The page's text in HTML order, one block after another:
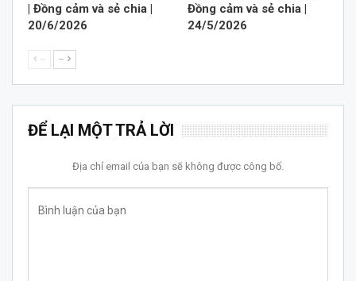
| Đồng cảm và sẻ chia |
20/6/2026
Đồng cảm và sẻ chia |
24/5/2026
-- --
ĐỂ LẠI MỘT TRẢ LỜI
Địa chỉ email của bạn sẽ không được công bố.